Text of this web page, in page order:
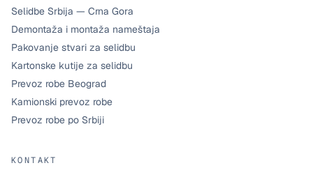
Selidbe Srbija — Crna Gora
Demontaža i montaža nameštaja
Pakovanje stvari za selidbu
Kartonske kutije za selidbu
Prevoz robe Beograd
Kamionski prevoz robe
Prevoz robe po Srbiji
KONTAKT